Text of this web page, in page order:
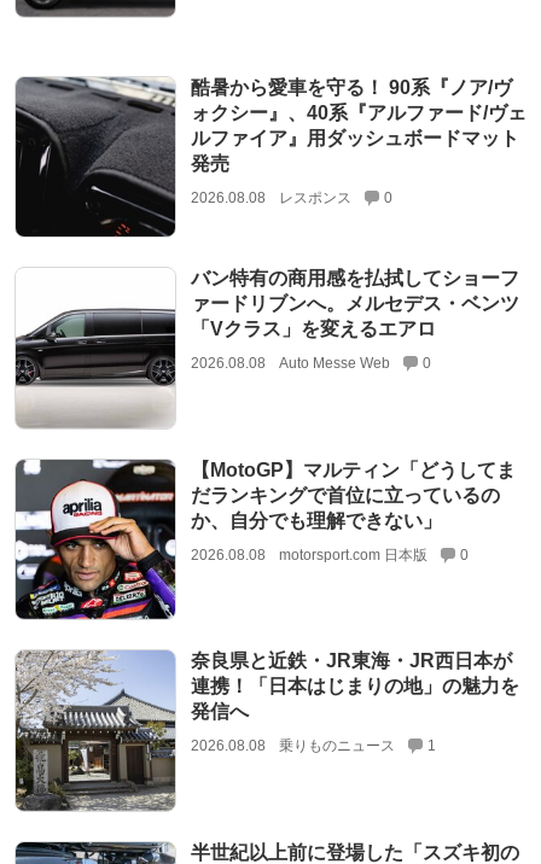
酷暑から愛車を守る！ 90系『ノア/ヴ
ォクシー』、40系『アルファード/ヴェ
ルファイア』用ダッシュボードマット
発売
2026.08.08 レスポンス 0
バン特有の商用感を払拭してショーフ
ァードリブンへ。メルセデス・ベンツ
「Vクラス」を変えるエアロ
2026.08.08 Auto Messe Web 0
【MotoGP】マルティン「どうしてま
だランキングで首位に立っているの
か、自分でも理解できない」
2026.08.08 motorsport.com 日本版 0
奈良県と近鉄・JR東海・JR西日本が
連携！「日本はじまりの地」の魅力を
発信へ
2026.08.08 乗りものニュース 1
半世紀以上前に登場した「スズキ初の